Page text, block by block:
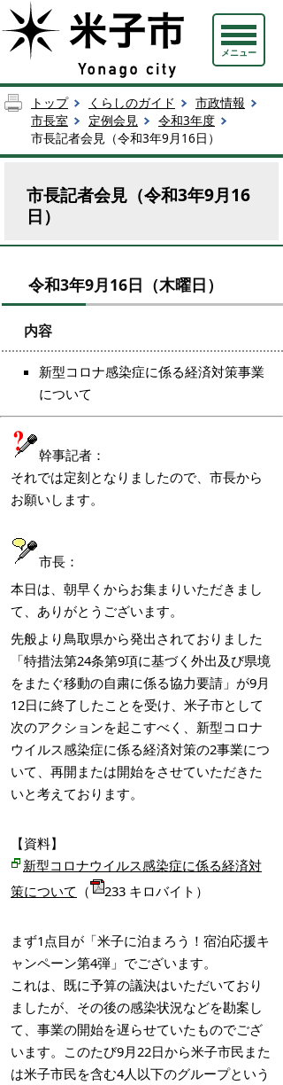
メニュー
トップ くらしのガイド
市政情報
市長室
定例会見
令和3年度
市長記者会見（令和3年9月16日）
市長記者会見（令和3年9月16
日）
令和3年9月16日（木曜日）
内容
新型コロナ感染症に係る経済対策事業
について
幹事記者：
それでは定刻となりましたので、市長から
お願いします。
市長：
本日は、朝早くからお集まりいただきまし
て、ありがとうございます。
先般より鳥取県から発出されておりました
「特措法第24条第9項に基づく外出及び県境
をまたぐ移動の自粛に係る協力要請」が9月
12日に終了したことを受け、米子市として
次のアクションを起こすべく、新型コロナ
ウイルス感染症に係る経済対策の2事業につ
いて、再開または開始をさせていただきた
いと考えております。
【資料】
新型コロナウイルス感染症に係る経済対
策について （ 233 キロバイト）
まず1点目が「米子に泊まろう！宿泊応援キ
ャンペーン第4弾」でございます。
これは、既に予算の議決はいただいており
ましたが、その後の感染状況などを勘案し
て、事業の開始を遅らせていたものでござ
います。このたび9月22日から米子市民また
は米子市民を含む4人以下のグループという